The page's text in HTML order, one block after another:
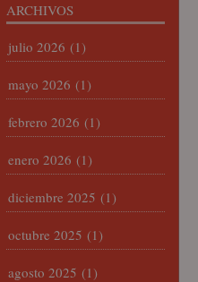
ARCHIVOS
julio 2026 (1)
mayo 2026 (1)
febrero 2026 (1)
enero 2026 (1)
diciembre 2025 (1)
octubre 2025 (1)
agosto 2025 (1)